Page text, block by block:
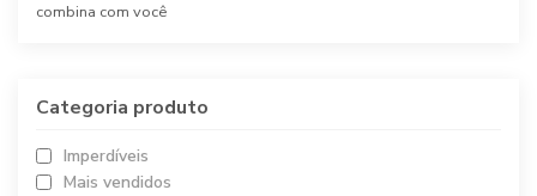
combina com você
Categoria produto
Imperdíveis
Mais vendidos